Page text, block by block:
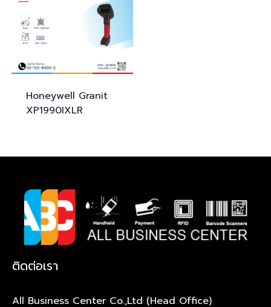
Honeywell Granit
XP1990IXLR
ติดต่อเรา
All Business Center Co.,Ltd (Head Office)